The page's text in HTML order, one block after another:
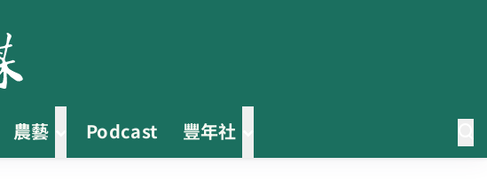
農藝 Podcast 豐年社